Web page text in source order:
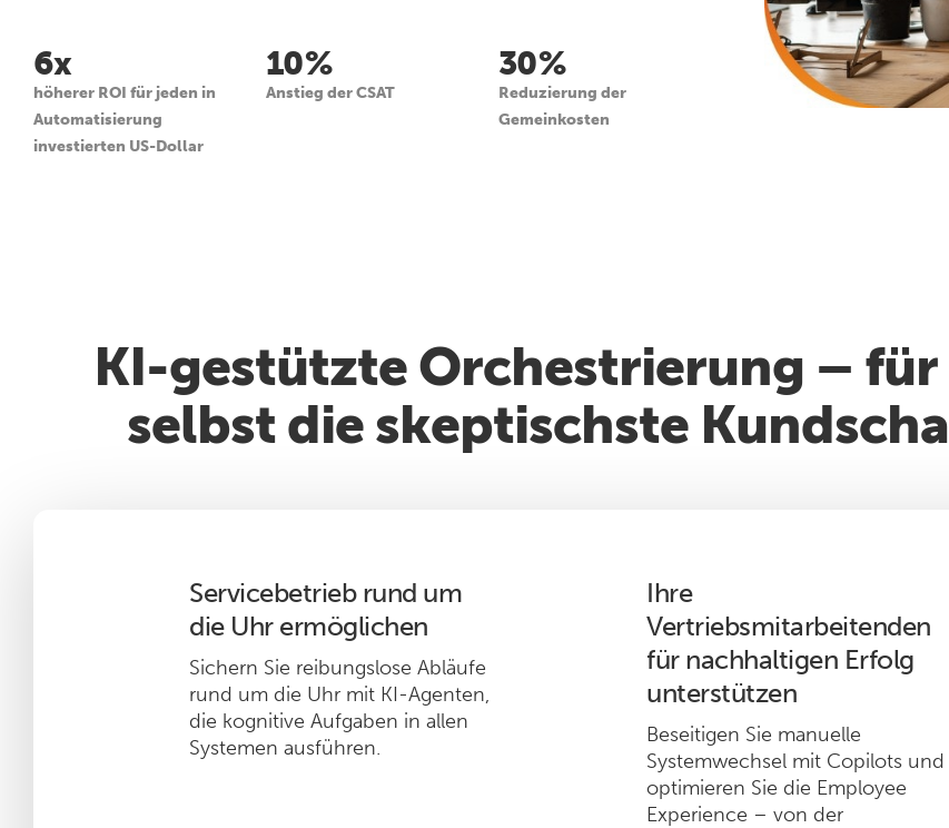
6x
höherer ROI für jeden in
Automatisierung
investierten US-Dollar
10 %
Anstieg der CSAT
30 %
Reduzierung der
Gemeinkosten
KI-gestützte Orchestrierung – für
selbst die skeptischste
Servicebetrieb rund um
die Uhr ermöglichen
Sichern Sie reibungslose Abläufe
rund um die Uhr mit KI-Agenten,
die kognitive Aufgaben in allen
Systemen ausführen.
Ihre
Vertriebsmitarbeitenden
für nachhaltigen Erfolg
unterstützen
Beseitigen Sie manuelle
Systemwechsel mit Copilots und
optimieren Sie die Employee
Experience – von der